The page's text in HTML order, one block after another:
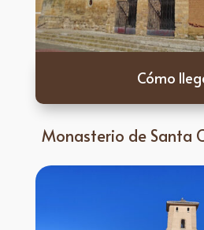
Cómo
Monasterio de Santa